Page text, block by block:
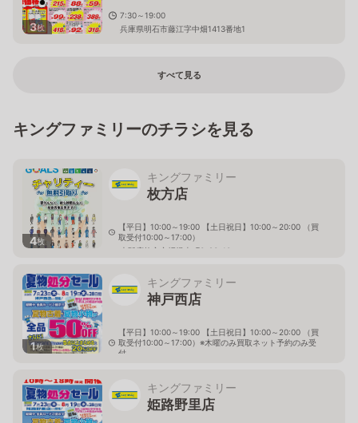
3枚
7:30～19:00
兵庫県明石市藤江字中畑1413番地1
すべて見る
キングファミリーのチラシを見る
4枚
キングファミリー
枚方店
【平日】10:00～19:00 【土日祝日】10:00～20:00 （買
取受付10:00～17:00）
大阪府枚方市招提南町3-23-10
1枚
キングファミリー
神戸西店
【平日】10:00～19:00 【土日祝日】10:00～20:00 （買
取受付10:00～17:00）※木曜のみ買取ネット予約のみ受
付。
キングファミリー
姫路野里店